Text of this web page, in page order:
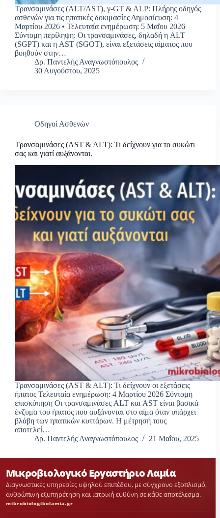
Τρανσαμινάσες (ALT/AST), γ-GT & ALP: Πλήρης οδηγός
ασθενών για τις ηπατικές δοκιμασίες Δημοσίευση: 4
Μαρτίου 2026 • Τελευταία ενημέρωση: 5 Μαΐου 2026
Σύντομη περίληψη: Οι τρανσαμινάσες, δηλαδή η ALT
(SGPT) και η AST (SGOT), είναι εξετάσεις αίματος που
βοηθούν στην…
Δρ. Παντελής Αναγνωστόπουλος
30 Αυγούστου, 2025
Οδηγοί Ασθενών
Τρανσαμινάσες (AST & ALT): Τι δείχνουν για το συκώτι
σας και γιατί αυξάνονται.
Τρανσαμινάσες (AST & ALT): Τι δείχνουν οι εξετάσεις
ήπατος Τελευταία ενημέρωση: 4 Μαρτίου 2026 Σύντομη
επισκόπηση Οι τρανσαμινάσες ALT και AST είναι βασικά
ένζυμα του ήπατος που αυξάνονται στο αίμα όταν υπάρχει
βλάβη των ηπατικών κυττάρων. Η μέτρησή τους
αποτελεί…
Δρ. Παντελής Αναγνωστόπουλος
21 Μαΐου, 2025
Μικροβιολογικό Εργαστήριο Λαμία
Διαγνωστικές υπηρεσίες υψηλού επιπέδου, με σύγχρονο εξοπλισμό,
ανθρώπινη εξυπηρέτηση και ιατρική ευθύνη σε κάθε αποτέλεσμα.
mikrobiologikolamia.gr